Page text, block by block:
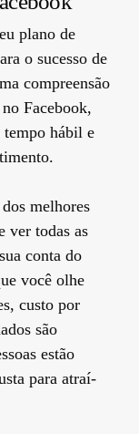
plano de
o sucesso de
compreensão
Facebook,
tempo hábil e
melhores
ver todas as
conta do
você olhe
custo por
são
estão
para atraí-